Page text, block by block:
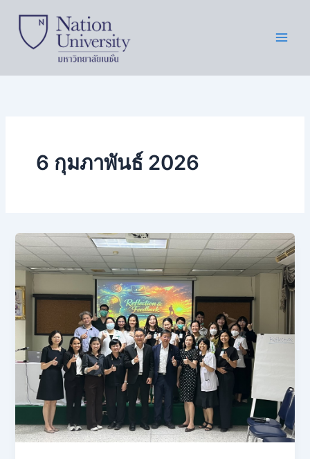
content
6 กุมภาพันธ์ 2026